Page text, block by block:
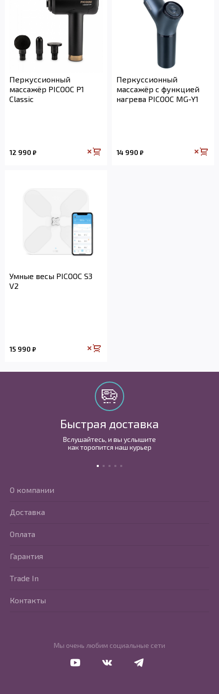
Перкуссионный
массажёр PICOOC P1
Classic
12 990 ₽
Перкуссионный
массажёр с функцией
нагрева PICOOC MG-Y1
14 990 ₽
Умные весы PICOOC S3
V2
15 990 ₽
Быстрая доставка
Вслушайтесь, и вы услышите
как торопится наш курьер
Мы очень любим социальные сети
О компании
Доставка
Оплата
Гарантия
Trade In
Контакты